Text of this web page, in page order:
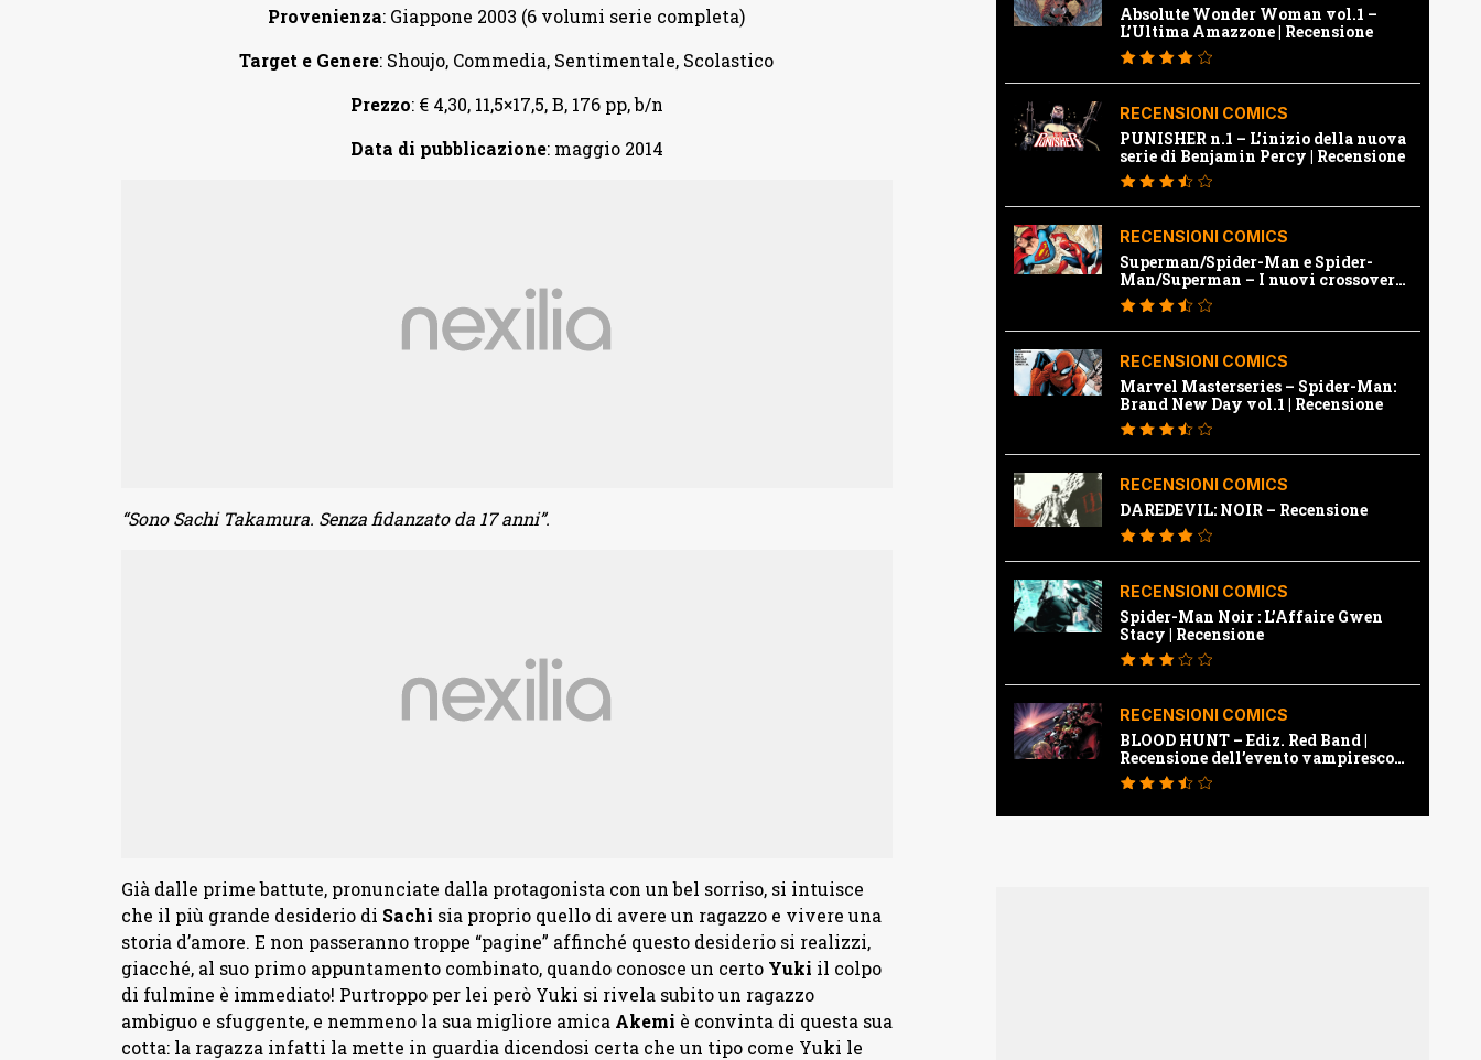
Provenienza: Giappone 2003 (6 volumi serie completa)
Target e Genere: Shoujo, Commedia, Sentimentale, Scolastico
Prezzo: € 4,30, 11,5×17,5, B, 176 pp, b/n
Data di pubblicazione: maggio 2014
“Sono Sachi Takamura. Senza fidanzato da 17 anni”.
Già dalle prime battute, pronunciate dalla protagonista con un bel sorriso, si intuisce
che il più grande desiderio di Sachi sia proprio quello di avere un ragazzo e vivere una
storia d’amore. E non passeranno troppe “pagine” affinché questo desiderio si realizzi,
giacché, al suo primo appuntamento combinato, quando conosce un certo Yuki il colpo
di fulmine è immediato! Purtroppo per lei però Yuki si rivela subito un ragazzo
ambiguo e sfuggente, e nemmeno la sua migliore amica Akemi è convinta di questa sua
cotta: la ragazza infatti la mette in guardia dicendosi certa che un tipo come Yuki le
Absolute Wonder Woman vol.1 –
L’Ultima Amazzone | Recensione
RECENSIONI COMICS
PUNISHER n.1 – L’inizio della nuova
serie di Benjamin Percy | Recensione
RECENSIONI COMICS
Superman/Spider-Man e Spider-
Man/Superman – I nuovi crossover
Marvel e Dc | Recensione
RECENSIONI COMICS
Marvel Masterseries – Spider-Man:
Brand New Day vol.1 | Recensione
RECENSIONI COMICS
DAREDEVIL: NOIR – Recensione
RECENSIONI COMICS
Spider-Man Noir : L’Affaire Gwen
Stacy | Recensione
RECENSIONI COMICS
BLOOD HUNT – Ediz. Red Band |
Recensione dell’evento vampiresco
della Marvel